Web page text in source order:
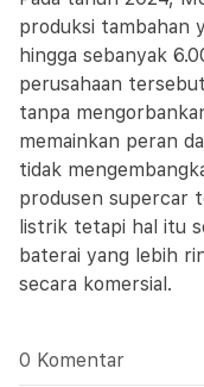
produksi tambahan
hingga sebanyak
perusahaan
tanpa
memainkan peran
tidak
produsen supercar
listrik tetapi hal itu
baterai yang lebih
secara komersial.
0 Komentar